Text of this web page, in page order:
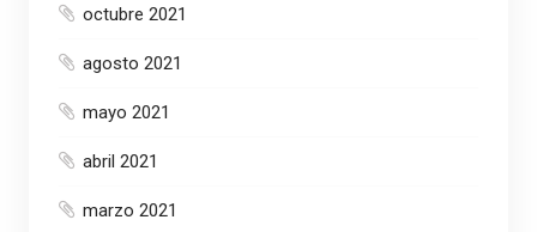
octubre 2021
agosto 2021
mayo 2021
abril 2021
marzo 2021